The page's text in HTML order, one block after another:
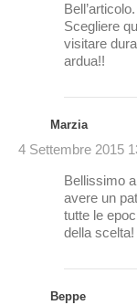
Bell’articolo.
Scegliere
visitare
ardua!!
Marzia
4 Settembre 2015
Bellissimo
avere un
tutte le
della scelta!
Beppe